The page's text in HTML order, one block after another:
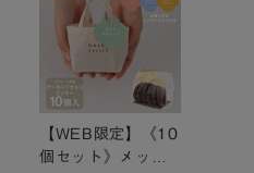
【WEB限定】《10
個セット》メッセ